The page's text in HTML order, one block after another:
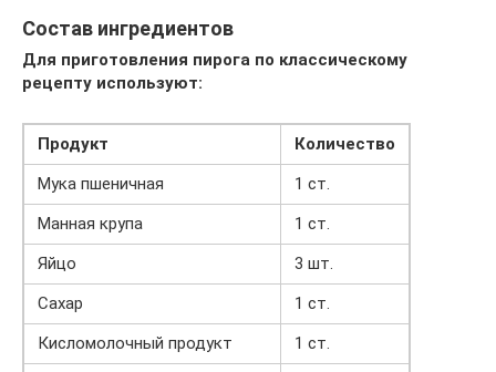
Состав ингредиентов
Для приготовления пирога по классическому
рецепту используют:
Продукт
Количество
Мука пшеничная
1 ст.
Манная крупа
1 ст.
Яйцо
3 шт.
Сахар
1 ст.
Кисломолочный продукт
1 ст.